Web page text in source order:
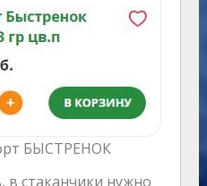
БЫСТРЕНОК
в стаканчики нужно